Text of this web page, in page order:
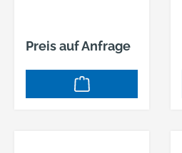
Preis auf Anfrage